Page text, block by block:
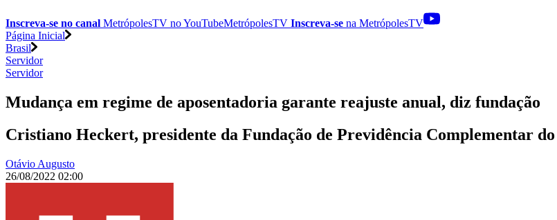
Inscreva-se no canal MetrópolesTV noYouTubeMetrópolesTV Inscreva-se na MetrópolesTV
Página Inicial
Brasil
Servidor
Servidor
Mudança em regime de aposentadoria garante reajuste anual, diz fundação
Cristiano Heckert, presidente da Fundação de Previdência Complementar
Otávio Augusto
26/08/2022 02:00